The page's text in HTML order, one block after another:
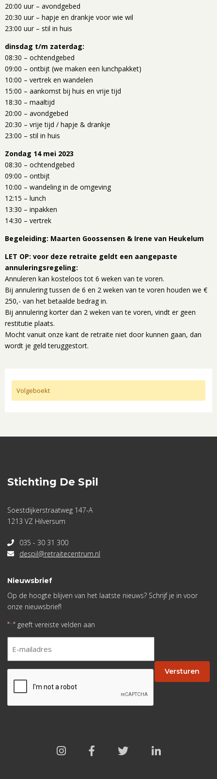
20:00 uur – avondgebed
20:30 uur – hapje en drankje voor wie wil
23:00 uur – stil in huis
dinsdag t/m zaterdag:
08:30 – ochtendgebed
09:00 – ontbijt (we maken een lunchpakket)
10:00 – vertrek en wandelen
15:00 – aankomst bij huis en vrije tijd
18:30 – maaltijd
20:00 – avondgebed
20:30 – vrije tijd / hapje & drankje
23:00 – stil in huis
Zondag 14 mei 2023
08:30 – ochtendgebed
09:00 – ontbijt
10:00 – wandeling in de omgeving
12:15 – lunch
13:30 – inpakken
14:30 – vertrek
Begeleiding: Maarten Goossensen & Irene van Heukelum
LET OP: voor deze retraite geldt een aangepaste
annuleringsregeling:
Annuleren kan kosteloos tot 6 weken van te voren.
Bij annulering tussen de 6 en 2 weken van te voren houden we €
250,- van het betaalde bedrag in.
Bij annulering korter dan 2 weken van te voren, vindt er geen
restitutie plaats.
Mocht vanuit onze kant de retraite niet door kunnen gaan, dan
wordt je geld teruggestort.
Volgeboekt
Stichting De Spil
Soestdijkerstraatweg 147-A
1213 VZ Hilversum
035 - 30 31 300
despil@retraitecentrum.nl
Nieuwsbrief
Op de hoogte blijven van het laatste nieuws? Schrijf je in voor
onze nieuwsbrief!
"*" geeft vereiste velden aan
* Versturen